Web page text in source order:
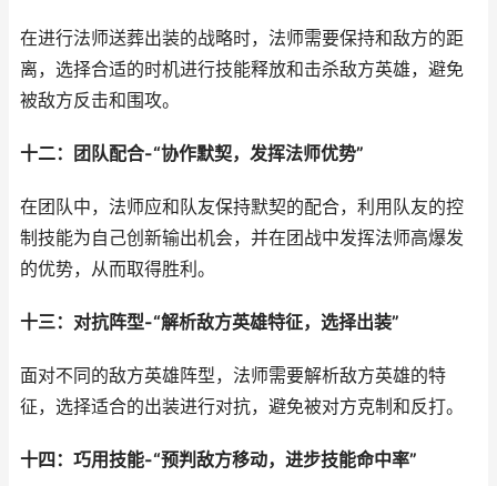
在进行法师送葬出装的战略时，法师需要保持和敌方的距
离，选择合适的时机进行技能释放和击杀敌方英雄，避免
被敌方反击和围攻。
十二：团队配合-“协作默契，发挥法师优势”
在团队中，法师应和队友保持默契的配合，利用队友的控
制技能为自己创新输出机会，并在团战中发挥法师高爆发
的优势，从而取得胜利。
十三：对抗阵型-“解析敌方英雄特征，选择出装”
面对不同的敌方英雄阵型，法师需要解析敌方英雄的特
征，选择适合的出装进行对抗，避免被对方克制和反打。
十四：巧用技能-“预判敌方移动，进步技能命中率”